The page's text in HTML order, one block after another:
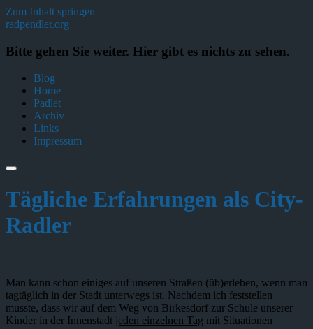
Zum Inhalt springen
radpendler.org
Bitte gehen Sie weiter. Hier gibt es nichts zu sehen.
Blog
Home
Padlet
Archiv
Links
Impressum
Tägliche Erfahrungen als City-
Radler
Man kann schon einiges auf unseren Straßen (üb)erleben, wenn man
tagtäglich in der Stadt unterwegs ist. Nachdem ich feststellen
musste, dass wir auf dem Weg von Birkesdorf zur Schule unserer
Kinder in der Innenstadt jeden einzelnen Tag mit Situationen